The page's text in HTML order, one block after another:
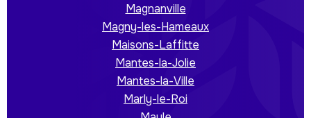
Magnanville
Magny-les-Hameaux
Maisons-Laffitte
Mantes-la-Jolie
Mantes-la-Ville
Marly-le-Roi